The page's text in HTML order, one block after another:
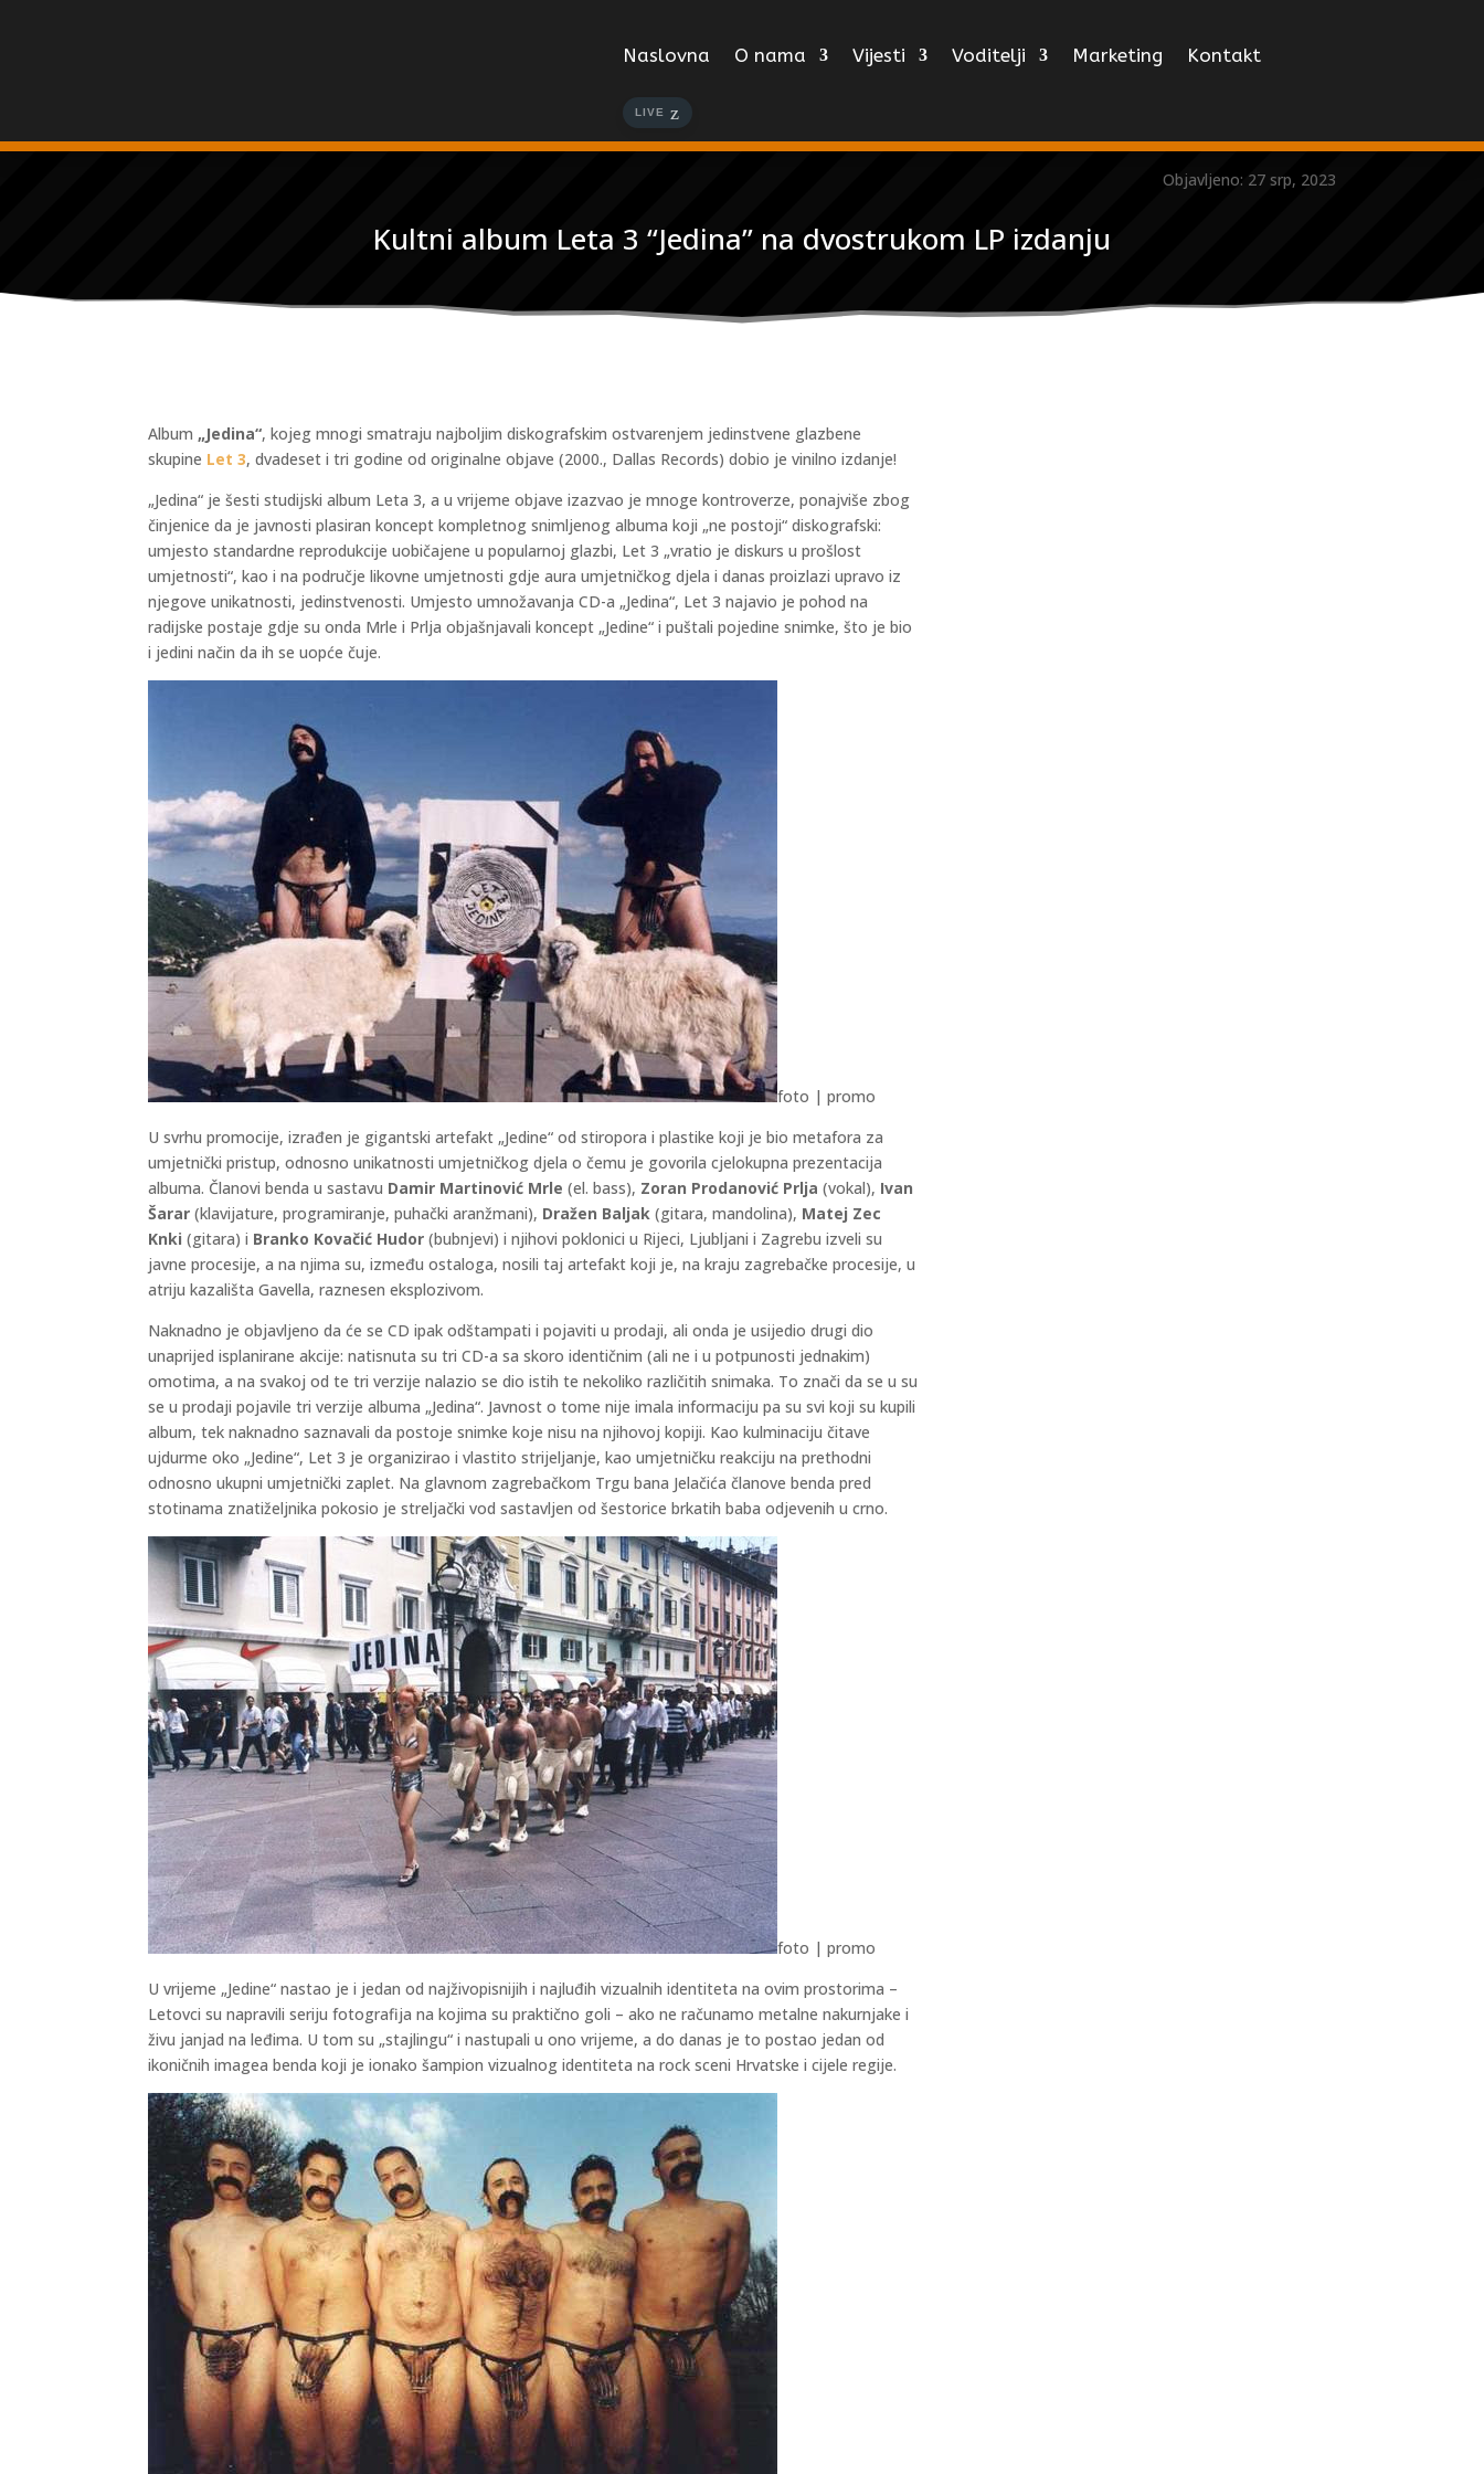
Naslovna O nama Vijesti Voditelji Marketing Kontakt
LIVE
Objavljeno: 27 srp, 2023
Kultni album Leta 3 “Jedina” na dvostrukom LP izdanju
Album „Jedina“, kojeg mnogi smatraju najboljim diskografskim ostvarenjem jedinstvene glazbene
skupine Let 3, dvadeset i tri godine od originalne objave (2000., Dallas Records) dobio je vinilno izdanje!
„Jedina“ je šesti studijski album Leta 3, a u vrijeme objave izazvao je mnoge kontroverze, ponajviše zbog
činjenice da je javnosti plasiran koncept kompletnog snimljenog albuma koji „ne postoji“ diskografski:
umjesto standardne reprodukcije uobičajene u popularnoj glazbi, Let 3 „vratio je diskurs u prošlost
umjetnosti“, kao i na područje likovne umjetnosti gdje aura umjetničkog djela i danas proizlazi upravo iz
njegove unikatnosti, jedinstvenosti. Umjesto umnožavanja CD-a „Jedina“, Let 3 najavio je pohod na
radijske postaje gdje su onda Mrle i Prlja objašnjavali koncept „Jedine“ i puštali pojedine snimke, što je bio
i jedini način da ih se uopće čuje.
foto | promo
U svrhu promocije, izrađen je gigantski artefakt „Jedine“ od stiropora i plastike koji je bio metafora za
umjetnički pristup, odnosno unikatnosti umjetničkog djela o čemu je govorila cjelokupna prezentacija
albuma. Članovi benda u sastavu Damir Martinović Mrle (el. bass), Zoran Prodanović Prlja (vokal), Ivan
Šarar (klavijature, programiranje, puhački aranžmani), Dražen Baljak (gitara, mandolina), Matej Zec
Knki (gitara) i Branko Kovačić Hudor (bubnjevi) i njihovi poklonici u Rijeci, Ljubljani i Zagrebu izveli su
javne procesije, a na njima su, između ostaloga, nosili taj artefakt koji je, na kraju zagrebačke procesije, u
atriju kazališta Gavella, raznesen eksplozivom.
Naknadno je objavljeno da će se CD ipak odštampati i pojaviti u prodaji, ali onda je usijedio drugi dio
unaprijed isplanirane akcije: natisnuta su tri CD-a sa skoro identičnim (ali ne i u potpunosti jednakim)
omotima, a na svakoj od te tri verzije nalazio se dio istih te nekoliko različitih snimaka. To znači da se u su
se u prodaji pojavile tri verzije albuma „Jedina“. Javnost o tome nije imala informaciju pa su svi koji su kupili
album, tek naknadno saznavali da postoje snimke koje nisu na njihovoj kopiji. Kao kulminaciju čitave
ujdurme oko „Jedine“, Let 3 je organizirao i vlastito strijeljanje, kao umjetničku reakciju na prethodni
odnosno ukupni umjetnički zaplet. Na glavnom zagrebačkom Trgu bana Jelačića članove benda pred
stotinama znatiželjnika pokosio je streljački vod sastavljen od šestorice brkatih baba odjevenih u crno.
foto | promo
U vrijeme „Jedine“ nastao je i jedan od najživopisnijih i najluđih vizualnih identiteta na ovim prostorima –
Letovci su napravili seriju fotografija na kojima su praktično goli – ako ne računamo metalne nakurnjake i
živu janjad na leđima. U tom su „stajlingu“ i nastupali u ono vrijeme, a do danas je to postao jedan od
ikoničnih imagea benda koji je ionako šampion vizualnog identiteta na rock sceni Hrvatske i cijele regije.